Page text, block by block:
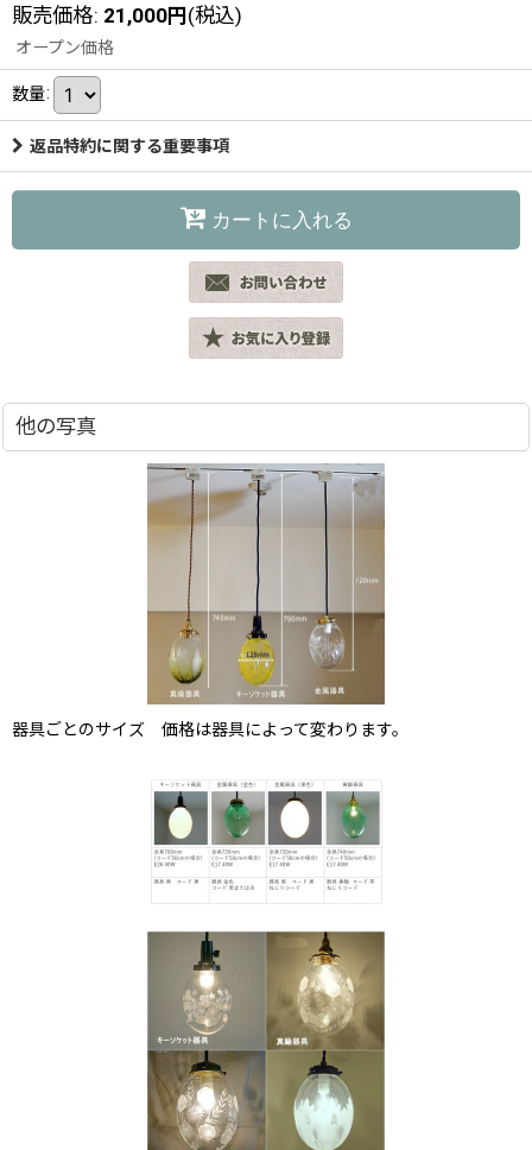
販売価格: 21,000円(税込)
オープン価格
数量:
返品特約に関する重要事項
カートに入れる
他の写真
器具ごとのサイズ 価格は器具によって変わります。